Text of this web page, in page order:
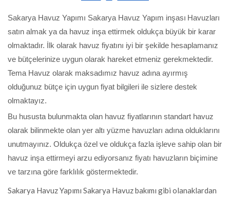
Sakarya Havuz Yapımı Sakarya Havuz Yapım inşası Havuzları
satın almak ya da havuz inşa ettirmek oldukça büyük bir karar
olmaktadır. İlk olarak havuz fiyatını iyi bir şekilde hesaplamanız
ve bütçelerinize uygun olarak hareket etmeniz gerekmektedir.
Tema Havuz olarak maksadımız havuz adına ayırmış
olduğunuz bütçe için uygun fiyat bilgileri ile sizlere destek
olmaktayız.
Bu hususta bulunmakta olan havuz fiyatlarının standart havuz
olarak bilinmekte olan yer altı yüzme havuzları adına olduklarını
unutmayınız. Oldukça özel ve oldukça fazla işleve sahip olan bir
havuz inşa ettirmeyi arzu ediyorsanız fiyatı havuzların biçimine
ve tarzına göre farklılık göstermektedir.
Sakarya Havuz Yapımı Sakarya Havuz bakımı gibi olanaklardan